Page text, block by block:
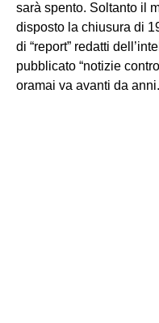
sarà spento. Soltanto il
disposto la chiusura di
di “report” redatti
pubblicato “notizie
oramai va avanti da anni.